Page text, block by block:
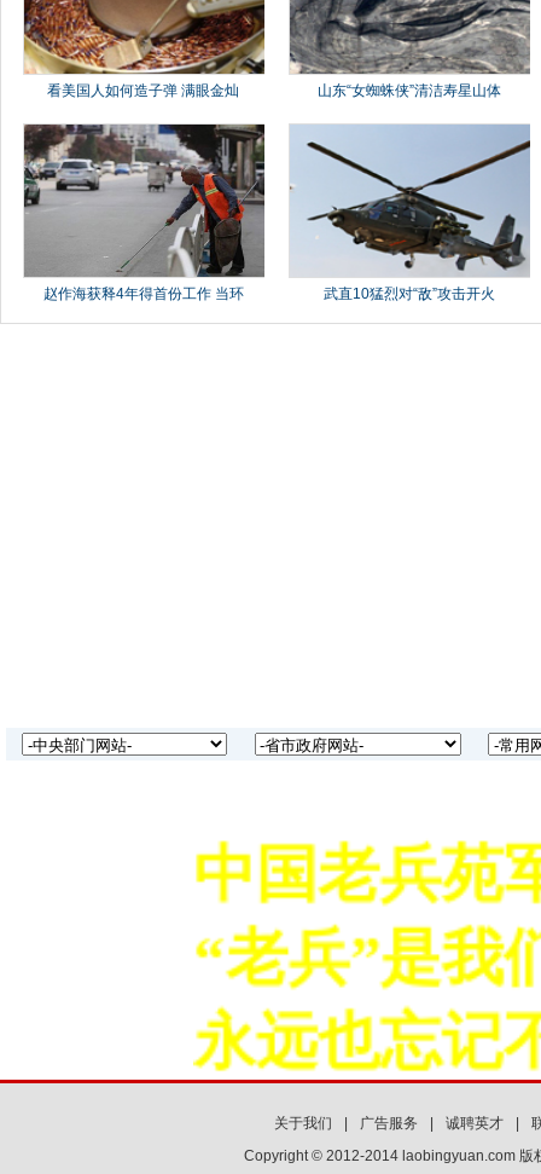
看美国人如何造子弹 满眼金灿 山东“女蜘蛛侠”清洁寿星山体
赵作海获释4年得首份工作 当环 武直10猛烈对“敌”攻击开火
中国老兵苑
“老兵”是我
永远也忘记
关于我们 广告服务 诚聘英才
Copyright © 2012-2014 laobingyuan.com 版